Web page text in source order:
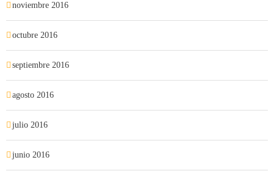
noviembre 2016
octubre 2016
septiembre 2016
agosto 2016
julio 2016
junio 2016